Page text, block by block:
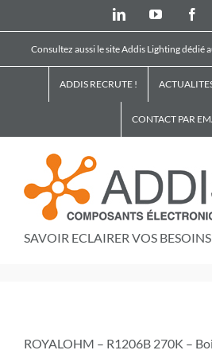
LinkedInYouTube
Consultez aussi le site Addis Lighting dédié
ADDIS RECRUTE !
CONTACT PAR
SAVOIR ECLAIRER VOS BESOINS
ROYALOHM – R1206B 270K –